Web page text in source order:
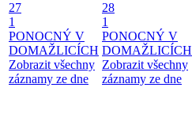
27
1
PONOCNÝ V
DOMAŽLICÍCH
Zobrazit všechny
záznamy ze dne
28
1
PONOCNÝ V
DOMAŽLICÍCH
Zobrazit všechny
záznamy ze dne